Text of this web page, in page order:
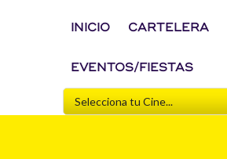
INICIO CARTELERA
EVENTOS/FIESTAS